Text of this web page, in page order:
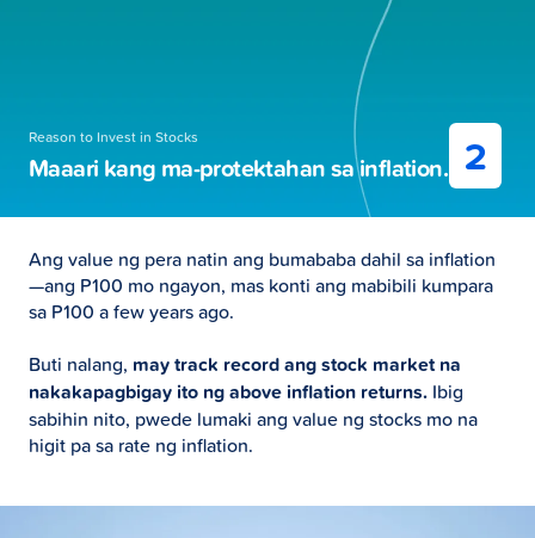
Reason to Invest in Stocks
Maaari kang ma-protektahan sa inflation. 2
Ang value ng pera natin ang bumababa dahil sa inflation
—ang P100 mo ngayon, mas konti ang mabibili kumpara
sa P100 a few years ago.
Buti nalang, may track record ang stock market na
nakakapagbigay ito ng above inflation returns. Ibig
sabihin nito, pwede lumaki ang value ng stocks mo na
higit pa sa rate ng inflation.